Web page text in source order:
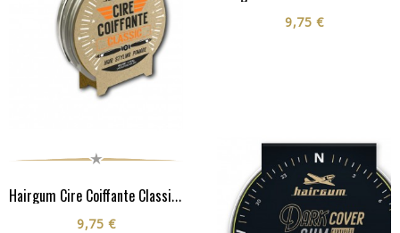
Hairgum Cire Coiffante Classic 40G
9,75 €
9,75 €